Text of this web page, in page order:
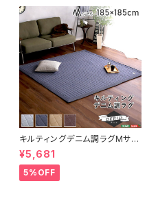
キルティングデニム調ラグMサイ
ズ(185x185cm)オールシーズ
ン、滑り止め付き、手洗い対応【D
erid-デリッド-】 DRG-M
¥5,681
5%OFF